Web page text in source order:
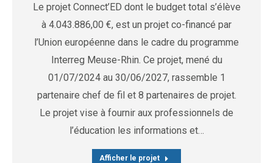
Le projet Connect’ED dont le budget total s’élève
à 4.043.886,00 €, est un projet co-financé par
l’Union européenne dans le cadre du programme
Interreg Meuse-Rhin. Ce projet, mené du
01/07/2024 au 30/06/2027, rassemble 1
partenaire chef de fil et 8 partenaires de projet.
Le projet vise à fournir aux professionnels de
l’éducation les informations et…
Afficher le projet